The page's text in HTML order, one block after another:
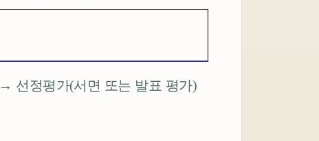
→ 선정평가(서면 또는 발표 평가)